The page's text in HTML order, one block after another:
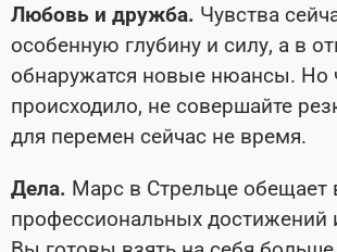
Любовь и дружба. Чувства
особенную глубину и силу, а в
обнаружатся новые нюансы. Но
происходило, не совершайте
для перемен сейчас не время.
Дела. Марс в Стрельце обещает
профессиональных достижений